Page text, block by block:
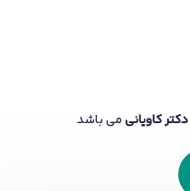
دکتر کاویانیمی باشد